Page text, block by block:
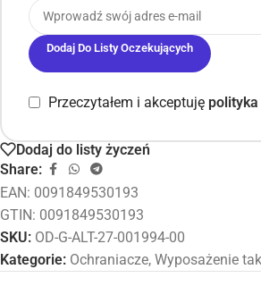
Dodaj Do Listy Oczekujących
Przeczytałem i akceptuję
Dodaj do listy życzeń
Share:
EAN: 0091849530193
GTIN: 0091849530193
SKU: OD-G-ALT-27-001994-00
Kategorie: Ochraniacze, Wyposażenie